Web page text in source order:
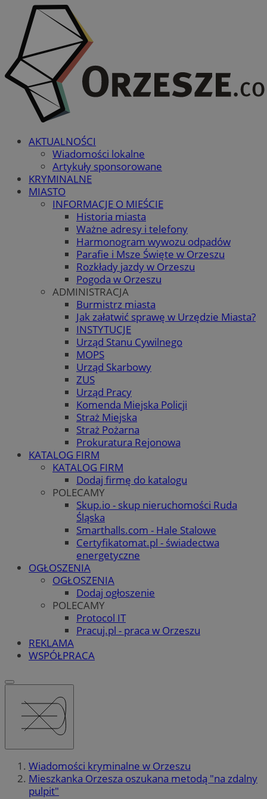
AKTUALNOŚCI
Wiadomości lokalne
Artykuły sponsorowane
KRYMINALNE
MIASTO
INFORMACJE O MIEŚCIE
Historia miasta
Ważne adresy i telefony
Harmonogram wywozu odpadów
Parafie i Msze Święte w Orzeszu
Rozkłady jazdy w Orzeszu
Pogoda w Orzeszu
ADMINISTRACJA
Burmistrz miasta
Jak załatwić sprawę w Urzędzie Miasta?
INSTYTUCJE
Urząd Stanu Cywilnego
MOPS
Urząd Skarbowy
ZUS
Urząd Pracy
Komenda Miejska Policji
Straż Miejska
Straż Pożarna
Prokuratura Rejonowa
KATALOG FIRM
KATALOG FIRM
Dodaj firmę do katalogu
POLECAMY
Skup.io - skup nieruchomości Ruda
Śląska
Smarthalls.com - Hale Stalowe
Certyfikatomat.pl - świadectwa
energetyczne
OGŁOSZENIA
OGŁOSZENIA
Dodaj ogłoszenie
POLECAMY
Protocol IT
Pracuj.pl - praca w Orzeszu
REKLAMA
WSPÓŁPRACA
Wiadomości kryminalne w Orzeszu
Mieszkanka Orzesza oszukana metodą "na zdalny
pulpit"